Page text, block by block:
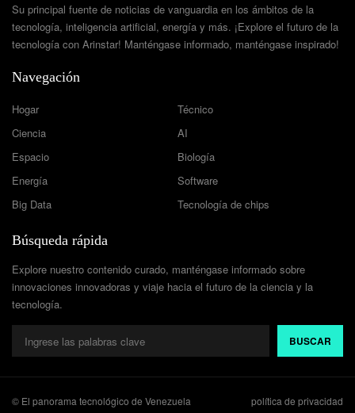
Su principal fuente de noticias de vanguardia en los ámbitos de la
tecnología, inteligencia artificial, energía y más. ¡Explore el futuro de la
tecnología con Arinstar! Manténgase informado, manténgase inspirado!
Navegación
Hogar
Técnico
Ciencia
AI
Espacio
Biología
Energía
Software
Big Data
Tecnología de chips
Búsqueda rápida
Explore nuestro contenido curado, manténgase informado sobre
innovaciones innovadoras y viaje hacia el futuro de la ciencia y la
tecnología.
BUSCAR
© El panorama tecnológico de Venezuela política de privacidad